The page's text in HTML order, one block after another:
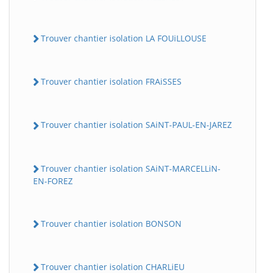
Trouver chantier isolation LA FOUiLLOUSE
Trouver chantier isolation FRAiSSES
Trouver chantier isolation SAiNT-PAUL-EN-JAREZ
Trouver chantier isolation SAiNT-MARCELLiN-
EN-FOREZ
Trouver chantier isolation BONSON
Trouver chantier isolation CHARLiEU